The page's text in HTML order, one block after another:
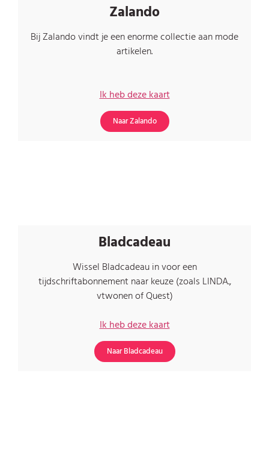
Zalando
Bij Zalando vindt je een enorme collectie aan mode
artikelen.
Ik heb deze kaart
Naar Zalando
Bladcadeau
Wissel Bladcadeau in voor een
tijdschriftabonnement naar keuze (zoals LINDA.,
vtwonen of Quest)
Ik heb deze kaart
Naar Bladcadeau